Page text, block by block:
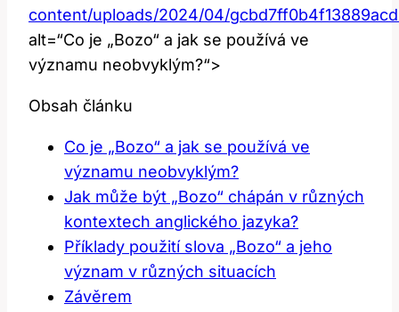
content/uploads/2024/04/
alt=“Co‍ je „Bozo“ a jak se používá ve
významu neobvyklým?“>
Obsah článku
Co je „Bozo“ a‍ jak se používá ve⁤
významu neobvyklým?
Jak může být‌ „Bozo“ chápán⁢ v různých
‌kontextech anglického jazyka?
Příklady použití slova „Bozo“​ a jeho
význam v různých situacích
Závěrem